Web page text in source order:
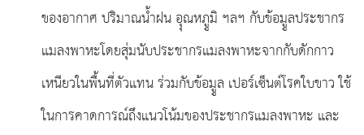
ของอากาศ ปริมาณน้ำฝน อุุณหภููมิ ฯลฯ กับข้อมููลประชากร
แมลงพาหะโดยสุ่มนับประชากรแมลงพาหะจากกับดักกาว
เหนียวในพื้นที่ตัวแทน ร่วมกับข้อมููล เปอร์เซ็นต์โรคใบขาว ใช้
ในการคาดการณ์ถึงแนวโน้มของประชากรแมลงพาหะ และ